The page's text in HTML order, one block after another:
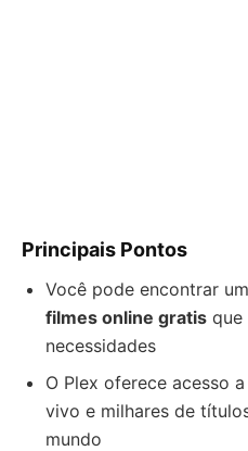
Principais Pontos
Você pode encontrar um
filmes online gratis que
necessidades
O Plex oferece acesso
vivo e milhares de
mundo